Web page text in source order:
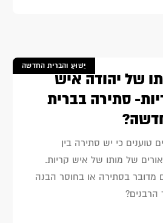
יֵשׁוּעַ והברית החדשה
של יהודה איש
סתירה בברית
טוענים כי יש סתירה בין
של מותו של איש קריות.
מדובר בסתירה או בחוסר הבנה
הרבנים?